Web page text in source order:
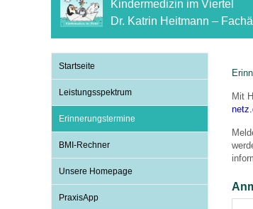
Link-
Kindermedizin im Viertel
Dr. Katrin Heitmann –
Startseite
Leistungsspektrum
Erinnerungstermine
BMI-Rechner
Unsere Homepage
PraxisApp
Mit